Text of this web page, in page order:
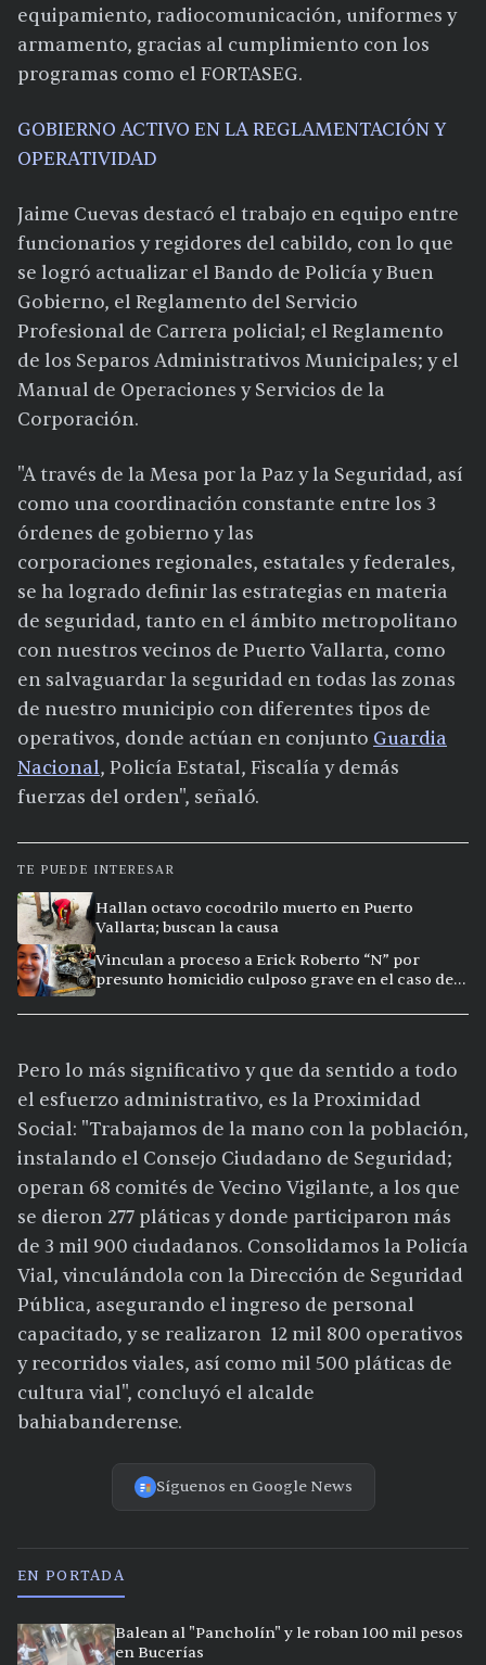
equipamiento, radiocomunicación, uniformes y
armamento, gracias al cumplimiento con los
programas como el FORTASEG.
GOBIERNO ACTIVO EN LA REGLAMENTACIÓN Y
OPERATIVIDAD
Jaime Cuevas destacó el trabajo en equipo entre
funcionarios y regidores del cabildo, con lo que
se logró actualizar el Bando de Policía y Buen
Gobierno, el Reglamento del Servicio
Profesional de Carrera policial; el Reglamento
de los Separos Administrativos Municipales; y el
Manual de Operaciones y Servicios de la
Corporación.
"A través de la Mesa por la Paz y la Seguridad, así
como una coordinación constante entre los 3
órdenes de gobierno y las
corporaciones regionales, estatales y federales,
se ha logrado definir las estrategias en materia
de seguridad, tanto en el ámbito metropolitano
con nuestros vecinos de Puerto Vallarta, como
en salvaguardar la seguridad en todas las zonas
de nuestro municipio con diferentes tipos de
operativos, donde actúan en conjunto Guardia
Nacional, Policía Estatal, Fiscalía y demás
fuerzas del orden", señaló.
TE PUEDE INTERESAR
Hallan octavo cocodrilo muerto en Puerto
Vallarta; buscan la causa
Vinculan a proceso a Erick Roberto “N” por
presunto homicidio culposo grave en el caso de
Pero lo más significativo y que da sentido a todo
el esfuerzo administrativo, es la Proximidad
Social: "Trabajamos de la mano con la población,
instalando el Consejo Ciudadano de Seguridad;
operan 68 comités de Vecino Vigilante, a los que
se dieron 277 pláticas y donde participaron más
de 3 mil 900 ciudadanos. Consolidamos la Policía
Vial, vinculándola con la Dirección de Seguridad
Pública, asegurando el ingreso de personal
capacitado, y se realizaron 12 mil 800 operativos
y recorridos viales, así como mil 500 pláticas de
cultura vial", concluyó el alcalde
bahiabanderense.
Síguenos en Google News
EN PORTADA
Balean al "Pancholín" y le roban 100 mil pesos
en Bucerías